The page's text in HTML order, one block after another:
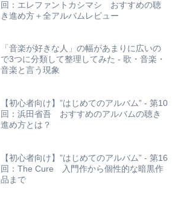
回：エレファントカシマシ おすすめの聴
き進め方＋全アルバムレビュー
「音楽が好きな人」の幅があまりに広いの
で3つに分類して整理してみた - 歌・音楽・
音楽と言う現象
【初心者向け】”はじめてのアルバム” - 第10
回：浜田省吾 おすすめのアルバムの聴き
進め方とは？
【初心者向け】”はじめてのアルバム” - 第16
回：The Cure 入門作から個性的な暗黒作
品まで